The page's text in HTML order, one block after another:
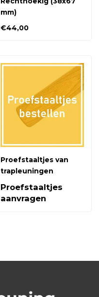
mm)
€44,00
Proefstaaltjes van
trapleuningen
Proefstaaltjes
aanvragen